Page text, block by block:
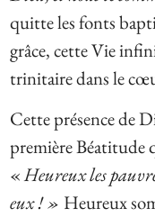
quitte les fonts
grâce, cette Vie
trinitaire dans le
Cette présence de
première Béatitude
«Heureux les
eux ! » Heureux